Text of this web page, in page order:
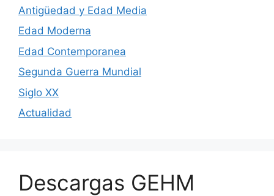
Antigüedad y Edad Media
Edad Moderna
Edad Contemporanea
Segunda Guerra Mundial
Siglo XX
Actualidad
Descargas GEHM